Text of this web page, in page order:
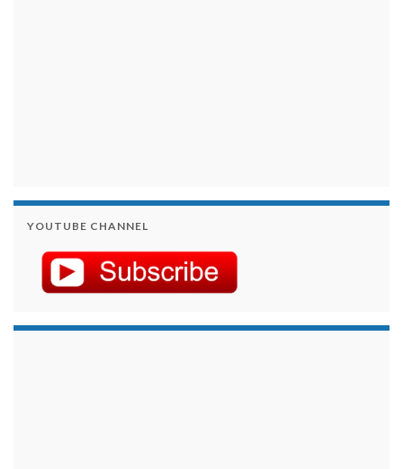
YOUTUBE CHANNEL